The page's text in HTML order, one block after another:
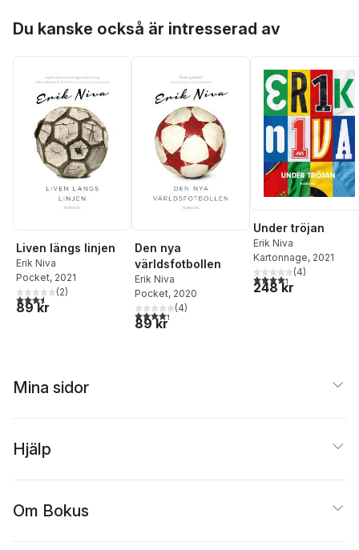
Du kanske också är intresserad av
Liven längs linjen
Erik Niva
Pocket, 2021
3,5utav 5 stjärnor. Totalt antal röster:
(2)
89 kr
Den nya
världsfotbollen
Erik Niva
Pocket, 2020
4,3utav 5 stjärnor. Totalt antal röster:
(4)
89 kr
Under tröjan
Erik Niva
Kartonnage, 2021
4,3utav 5 stjärnor.
(4)
248 kr
Mina sidor
Hjälp
Om Bokus